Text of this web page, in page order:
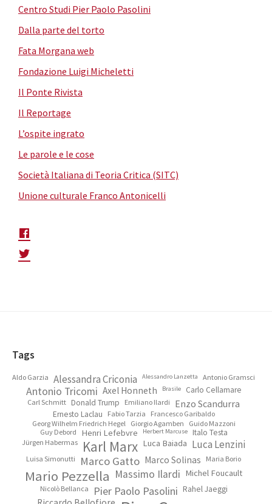
Centro Studi Pier Paolo Pasolini
Dalla parte del torto
Fata Morgana web
Fondazione Luigi Micheletti
Il Ponte Rivista
Il Reportage
L’ospite ingrato
Le parole e le cose
Società Italiana di Teoria Critica (SITC)
Unione culturale Franco Antonicelli
Footer
Tags
Aldo Garzia Alessandra Criconia Alessandro Lanzetta Antonio Gramsci
Antonio Tricomi Axel Honneth Brasile Carlo Cellamare
Carl Schmitt Donald Trump Emiliano Ilardi Enzo Scandurra
Ernesto Laclau Fabio Tarzia
Francesco Garibaldo
Georg Wilhelm Friedrich Hegel
Giorgio Agamben
Guido Mazzoni
Guy Debord
Henri Lefebvre Herbert Marcuse Italo Testa
Jürgen Habermas Karl Marx Luca Baiada Luca Lenzini
Luisa Simonutti Marco Gatto Marco Solinas Maria Borio
Mario Pezzella Massimo Ilardi Michel Foucault
Nicolò Bellanca Pier Paolo Pasolini Rahel Jaeggi